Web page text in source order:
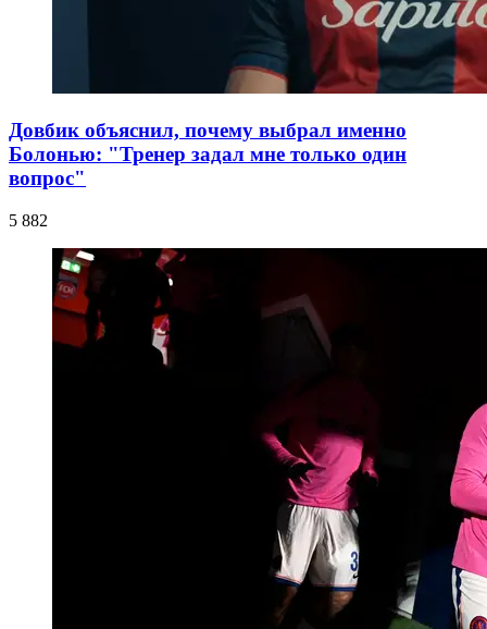
Довбик объяснил, почему выбрал именно
Болонью: "Тренер задал мне только один
вопрос"
5 882